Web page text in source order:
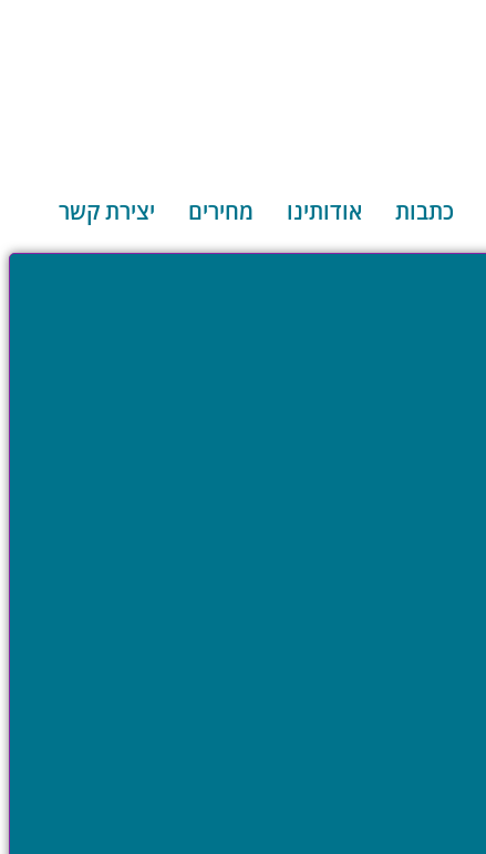
כתבות אודותינו מחירים
יצירת קשר